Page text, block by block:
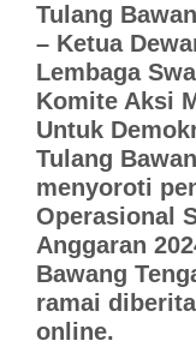
Tulang
– Ketua
Lembaga
Komite Aksi
Untuk
Tulang
menyoroti
Operasional
Anggaran
Bawang
ramai
online.